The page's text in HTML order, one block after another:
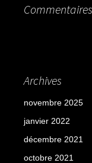
Archives
novembre 2025
janvier 2022
décembre 2021
octobre 2021